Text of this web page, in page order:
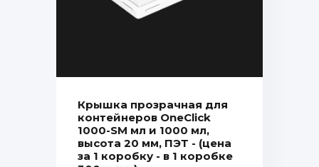
Крышка прозрачная для
контейнеров OneClick
1000-SM мл и 1000 мл,
высота 20 мм, ПЭТ - (цена
за 1 коробку - в 1 коробке